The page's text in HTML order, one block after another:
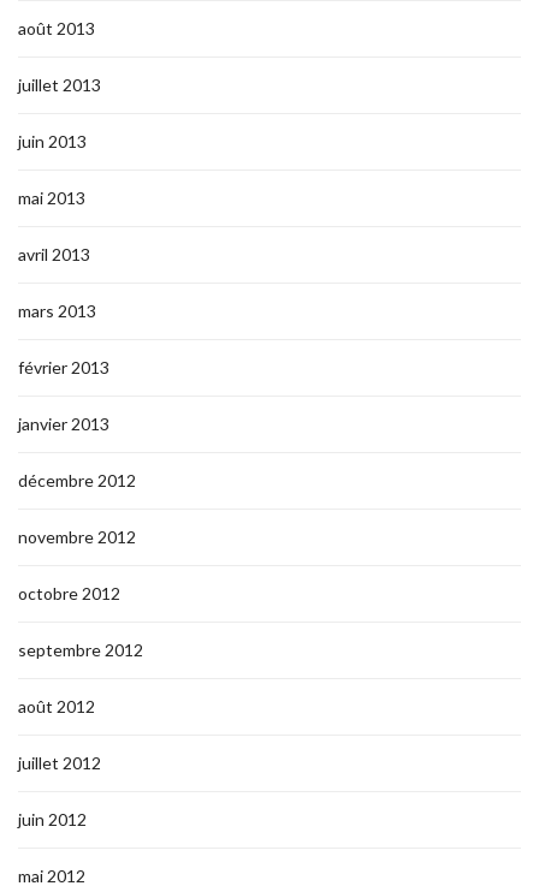
août 2013
juillet 2013
juin 2013
mai 2013
avril 2013
mars 2013
février 2013
janvier 2013
décembre 2012
novembre 2012
octobre 2012
septembre 2012
août 2012
juillet 2012
juin 2012
mai 2012